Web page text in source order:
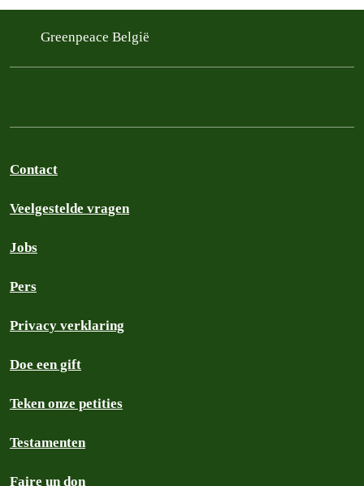
Greenpeace België
Contact
Veelgestelde vragen
Jobs
Pers
Privacy verklaring
Doe een gift
Teken onze petities
Testamenten
Faire un don